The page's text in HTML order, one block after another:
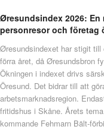
Øresundsindex 2026:
personresor och företag
Øresundsindexet har stigit till
förra året, då Øresundsbron
Ökningen i indexet drivs
Öresund. Det bidrar till att
arbetsmarknadsregion.
fritidshus i Skåne. Årets
kommande Fehmarn Bält-